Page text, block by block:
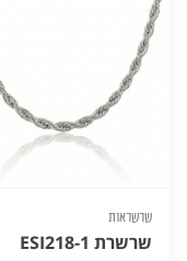
שרשראות
שרשרת ESI218-1